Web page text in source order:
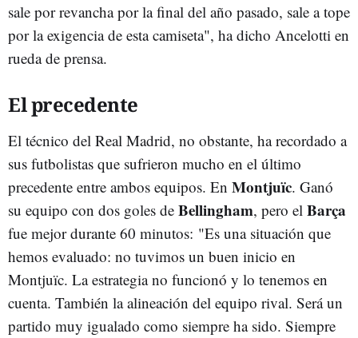
sale por revancha por la final del año pasado, sale a tope
por la exigencia de esta camiseta", ha dicho Ancelotti en
rueda de prensa.
El precedente
El técnico del Real Madrid, no obstante, ha recordado a
sus futbolistas que sufrieron mucho en el último
precedente entre ambos equipos. En Montjuïc. Ganó
su equipo con dos goles de Bellingham, pero el Barça
fue mejor durante 60 minutos: "Es una situación que
hemos evaluado: no tuvimos un buen inicio en
Montjuïc. La estrategia no funcionó y lo tenemos en
cuenta. También la alineación del equipo rival. Será un
partido muy igualado como siempre ha sido. Siempre